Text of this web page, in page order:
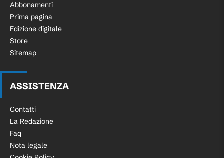
Abbonamenti
Prima pagina
Edizione digitale
Store
Sitemap
ASSISTENZA
Contatti
La Redazione
Faq
Nota legale